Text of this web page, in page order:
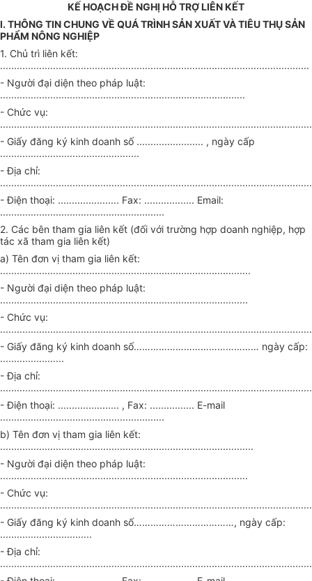
KẾ HOẠCH ĐỀ NGHỊ HỖ TRỢ LIÊN KẾT
I. THÔNG TIN CHUNG VỀ QUÁ TRÌNH SẢN XUẤT VÀ TIÊU THỤ SẢN
PHẨM NÔNG NGHIỆP
1. Chủ trì liên kết:
...............................................................................................................
- Người đại diện theo pháp luật:
........................................................................................
- Chức vụ:
- Giấy đăng ký kinh doanh số ........................ , ngày cấp
..................................................
- Địa chỉ:
- Điện thoại: ...................... Fax: .................. Email:
...........................................................
2. Các bên tham gia liên kết (đối với trường hợp doanh nghiệp, hợp
tác xã tham gia liên kết)
a) Tên đơn vị tham gia liên kết:
..........................................................................................
- Người đại diện theo pháp luật:
.........................................................................................
- Chức vụ:
- Giấy đăng ký kinh doanh số……………………………………… ngày cấp:
.......................
- Địa chỉ:
- Điện thoại: ...................... , Fax: ................ E-mail
...........................................................
b) Tên đơn vị tham gia liên kết:
...........................................................................................
- Người đại diện theo pháp luật:
.........................................................................................
- Chức vụ:
- Giấy đăng ký kinh doanh số………………………………, ngày cấp:
.................................
- Địa chỉ: